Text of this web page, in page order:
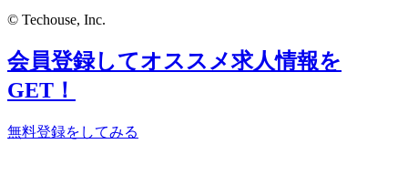
© Techouse, Inc.
会員登録してオススメ求人情報を
GET！
無料登録をしてみる